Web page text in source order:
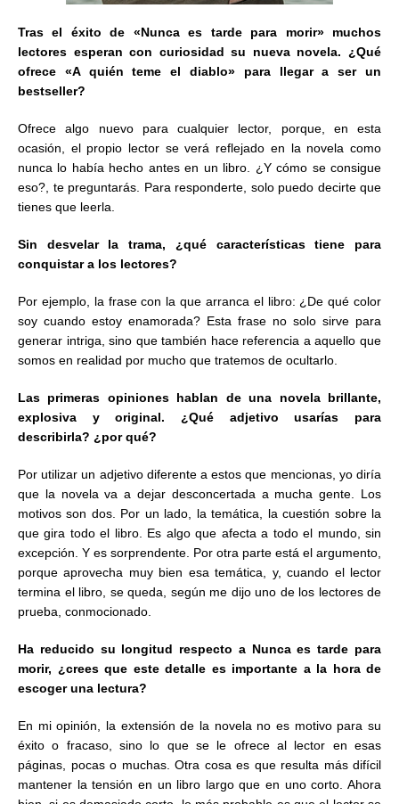
Tras el éxito de «Nunca es tarde para morir» muchos
lectores esperan con curiosidad su nueva novela. ¿Qué
ofrece «A quién teme el diablo» para llegar a ser un
bestseller?
Ofrece algo nuevo para cualquier lector, porque, en esta
ocasión, el propio lector se verá reflejado en la novela como
nunca lo había hecho antes en un libro. ¿Y cómo se consigue
eso?, te preguntarás. Para responderte, solo puedo decirte que
tienes que leerla.
Sin desvelar la trama, ¿qué características tiene para
conquistar a los lectores?
Por ejemplo, la frase con la que arranca el libro: ¿De qué color
soy cuando estoy enamorada? Esta frase no solo sirve para
generar intriga, sino que también hace referencia a aquello que
somos en realidad por mucho que tratemos de ocultarlo.
Las primeras opiniones hablan de una novela brillante,
explosiva y original. ¿Qué adjetivo usarías para
describirla? ¿por qué?
Por utilizar un adjetivo diferente a estos que mencionas, yo diría
que la novela va a dejar desconcertada a mucha gente. Los
motivos son dos. Por un lado, la temática, la cuestión sobre la
que gira todo el libro. Es algo que afecta a todo el mundo, sin
excepción. Y es sorprendente. Por otra parte está el argumento,
porque aprovecha muy bien esa temática, y, cuando el lector
termina el libro, se queda, según me dijo uno de los lectores de
prueba, conmocionado.
Ha reducido su longitud respecto a Nunca es tarde para
morir, ¿crees que este detalle es importante a la hora de
escoger una lectura?
En mi opinión, la extensión de la novela no es motivo para su
éxito o fracaso, sino lo que se le ofrece al lector en esas
páginas, pocas o muchas. Otra cosa es que resulta más difícil
mantener la tensión en un libro largo que en uno corto. Ahora